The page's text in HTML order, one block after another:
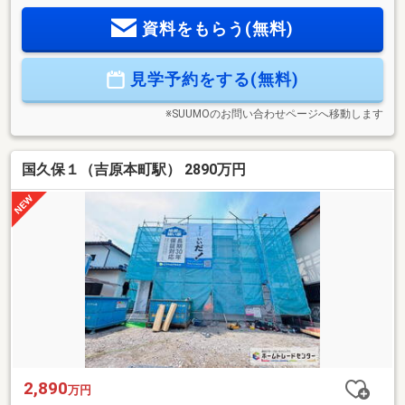
広さの洗面脱衣室○寝室にはウォークインクローゼット○各居
室にクローゼット完備○駐車スペース4台分○太陽光発電
資料をもらう(無料)
見学予約をする(無料)
※SUUMOのお問い合わせページへ移動します
国久保１（吉原本町駅） 2890万円
2,890万円